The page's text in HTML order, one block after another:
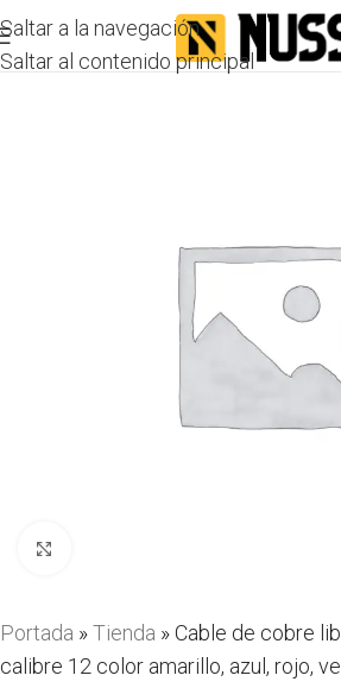
Saltar a la navegación
Saltar al contenido principal
Portada »Tienda »Cable de cobre
calibre 12 color amarillo, azul, rojo,